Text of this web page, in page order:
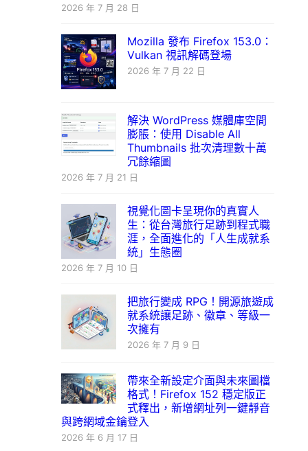
2026 年 7 月 28 日
Mozilla 發布 Firefox 153.0：
Vulkan 視訊解碼登場
2026 年 7 月 22 日
解決 WordPress 媒體庫空間
膨脹：使用 Disable All
Thumbnails 批次清理數十萬
冗餘縮圖
2026 年 7 月 21 日
視覺化圖卡呈現你的真實人
生：從台灣旅行足跡到程式職
涯，全面進化的「人生成就系
統」生態圈
2026 年 7 月 10 日
把旅行變成 RPG！開源旅遊成
就系統讓足跡、徽章、等級一
次擁有
2026 年 7 月 9 日
帶來全新設定介面與未來圖檔
格式！Firefox 152 穩定版正
式釋出，新增網址列一鍵靜音
與跨網域金鑰登入
2026 年 6 月 17 日